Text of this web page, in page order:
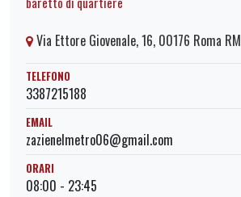
Via Ettore Giovenale, 16, 00176 Roma RM
TELEFONO
3387215188
EMAIL
zazienelmetro06@gmail.com
ORARI
08:00 - 23:45